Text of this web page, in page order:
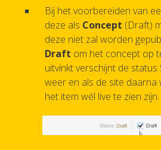
Bij het voorbereiden van
deze als Concept (Draft)
deze niet zal worden
Draft om het concept op
uitvinkt verschijnt de
weer en als de site
het item wél live te zien zijn.